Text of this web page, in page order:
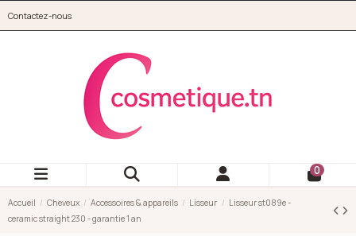
Contactez-nous
0
Accueil Cheveux Accessoires & appareils Lisseur
Lisseur st089e -
ceramic straight 230 - garantie 1 an